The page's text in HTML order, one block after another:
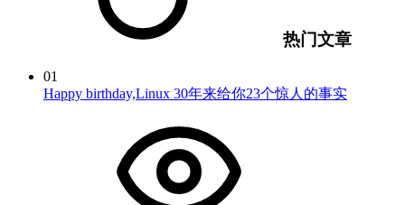
热门文章
01
Happy birthday,Linux 30年来给你23个惊人的事实